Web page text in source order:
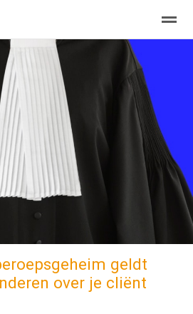
agenda adverteren
Zoeken Pagina's
geldt
over je cliënt